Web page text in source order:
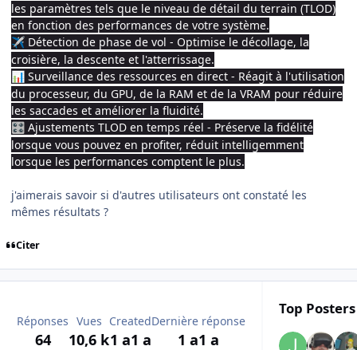
les paramètres tels que le niveau de détail du terrain (TLOD)
en fonction des performances de votre système.
✈️ Détection de phase de vol - Optimise le décollage, la
croisière, la descente et l'atterrissage.
📊 Surveillance des ressources en direct - Réagit à l'utilisation
du processeur, du GPU, de la RAM et de la VRAM pour réduire
les saccades et améliorer la fluidité.
🎛️ Ajustements TLOD en temps réel - Préserve la fidélité
lorsque vous pouvez en profiter, réduit intelligemment
lorsque les performances comptent le plus.
j'aimerais savoir si d'autres utilisateurs ont constaté les
mêmes résultats ?
Citer
Réponses
64
Vues
10,6 k
Created
1 a1 a
Dernière réponse
1 a1 a
Top